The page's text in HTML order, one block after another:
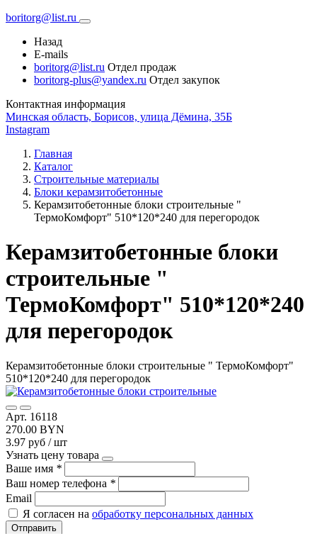
boritorg@list.ru
Назад
E-mails
boritorg@list.ru Отдел продаж
boritorg-plus@yandex.ru Отдел закупок
Контактная информация
Минская область, Борисов, улица Дёмина, 35Б
Instagram
Главная
Каталог
Строительные материалы
Блоки керамзитобетонные
Керамзитобетонные блоки строительные "
ТермоКомфорт" 510*120*240 для перегородок
Керамзитобетонные блоки
строительные "
ТермоКомфорт" 510*120*240
для перегородок
Керамзитобетонные блоки строительные " ТермоКомфорт"
510*120*240 для перегородок
Арт. 16118
270.00 BYN
3.97 руб / шт
Узнать цену товара
Ваше имя *
Ваш номер телефона *
Email
Я согласен на обработку персональных данных
Отправить